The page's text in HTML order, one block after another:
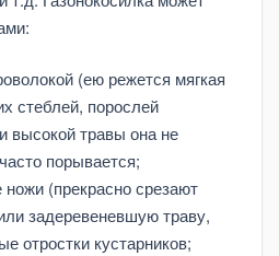
(ею режется мягкая
стеблей, порослей
высокой травы она не
порывается;
(прекрасно срезают
задеревеневшую траву,
отростки кустарников;